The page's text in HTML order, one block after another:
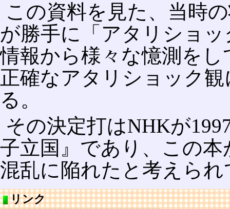
この資料を見た、当時
が勝手に「アタリショ
情報から様々な憶測を
正確なアタリショック
る。
その決定打はNHKが
子立国』であり、この
混乱に陥れたと考えられ
リンク